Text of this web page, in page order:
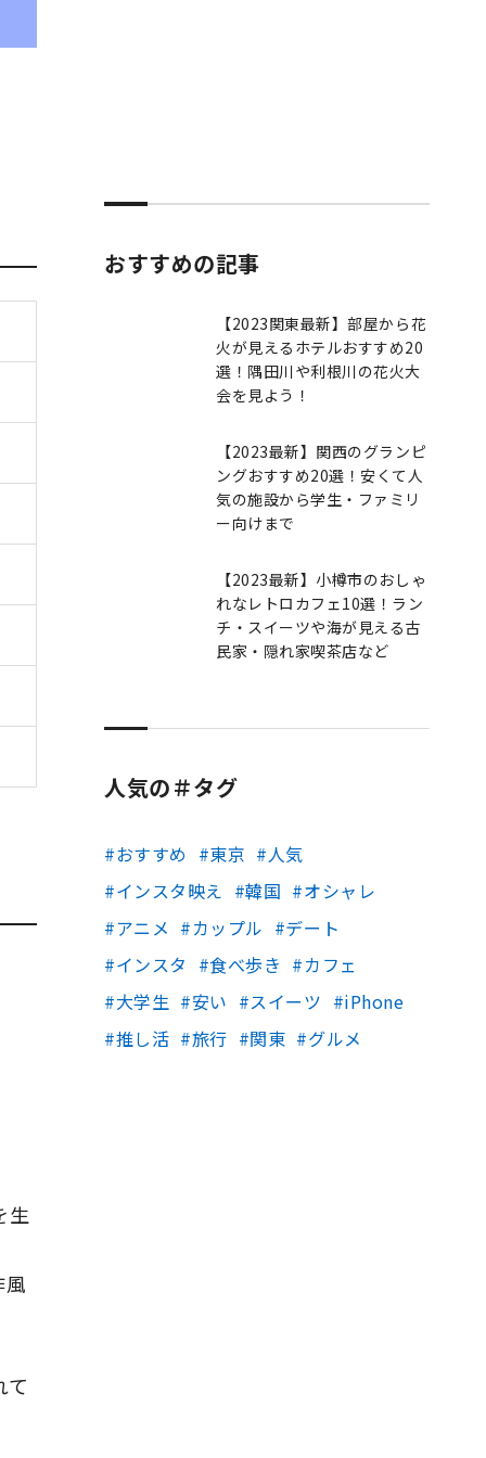
生
て
おすすめの記事
【2023関東最新】部屋から花
火が見えるホテルおすすめ20
選！隅田川や利根川の花火大
会を見よう！
【2023最新】関西のグランピ
ングおすすめ20選！安くて人
気の施設から学生・ファミリ
ー向けまで
【2023最新】小樽市のおしゃ
れなレトロカフェ10選！ラン
チ・スイーツや海が見える古
民家・隠れ家喫茶店など
人気の＃タグ
おすすめ 東京
人気
インスタ映え
韓国
オシャレ
アニメ
カップル
デート
インスタ
食べ歩き
カフェ
大学生
安い スイーツ
iPhone
推し活
旅行 関東 グルメ